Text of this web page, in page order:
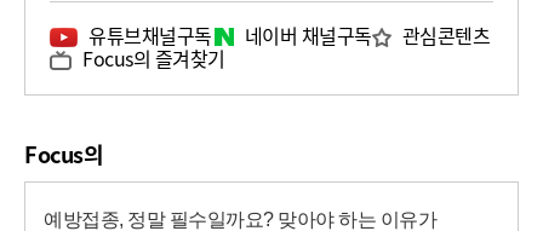
유튜브채널구독 네이버 채널구독 관심콘텐츠
Focus의 즐겨찾기
Focus의
예방접종, 정말 필수일까요? 맞아야 하는 이유가